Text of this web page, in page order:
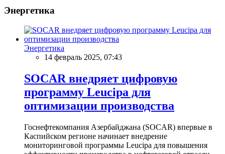
Энергетика
Энергетика
14 февраль 2025, 07:43
SOCAR внедряет цифровую
программу Leucipa для
оптимизации производства
Госнефтекомпания Азербайджана (SOCAR) впервые в
Каспийском регионе начинает внедрение
мониторинговой программы Leucipa для повышения